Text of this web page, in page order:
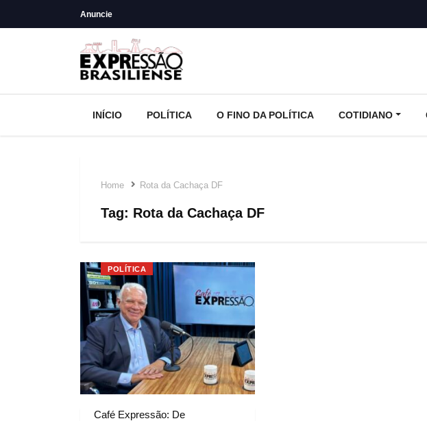
Anuncie
INÍCIO POLÍTICA O FINO DA POLÍTICA COTIDIANO
Home Rota da Cachaça DF
Tag: Rota da Cachaça DF
POLÍTICA
Café Expressão: De